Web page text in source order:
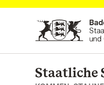
Zum Hauptinhalt
Staatliche